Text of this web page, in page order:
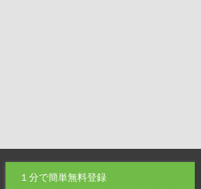
１分で簡単無料登録